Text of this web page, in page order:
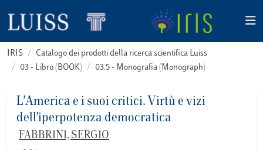
IRIS
Catalogo dei prodotti della ricerca scientifica Luiss
03 - Libro (BOOK)
03.5 - Monografia (Monograph)
L'America e i suoi critici. Virtù e vizi
dell'iperpotenza democratica
FABBRINI, SERGIO